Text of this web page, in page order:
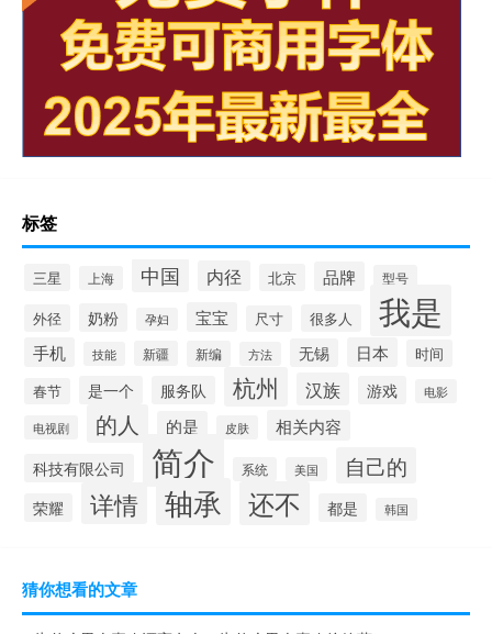
标签
三星 上海 中国 内径 北京 品牌 型号
外径 奶粉 孕妇 宝宝 尺寸 很多人 我是
手机 技能 新疆 新编 方法 无锡 日本 时间
春节 是一个 服务队 杭州 汉族 游戏 电影
电视剧 的人 的是 皮肤 相关内容
科技有限公司 简介 系统 美国 自己的
荣耀 详情 轴承 还不 都是 韩国
猜你想看的文章